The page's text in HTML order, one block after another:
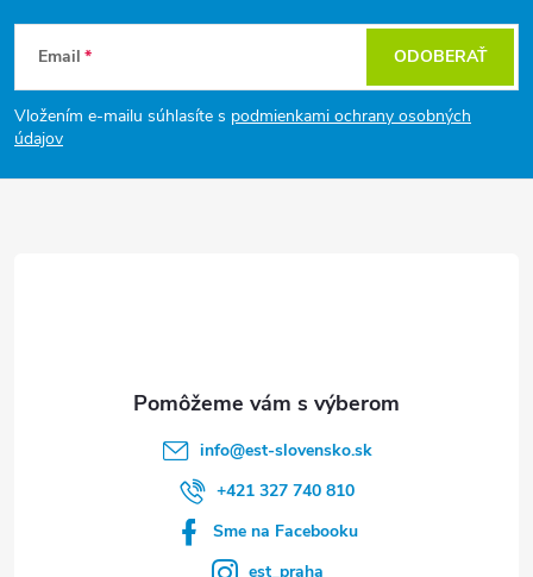
Z
á
p
Email
Vložením e-mailu súhlasíte s podmienkami ochrany osobných
údajov
ODOBERAŤ
info@est-slovensko.sk
+421 327 740 810
Sme na Facebooku
est_praha